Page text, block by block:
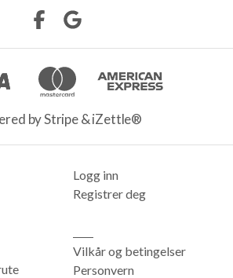
by Stripe & iZettle®
Logg inn
Registrer deg
Vilkår og betingelser
Personvern